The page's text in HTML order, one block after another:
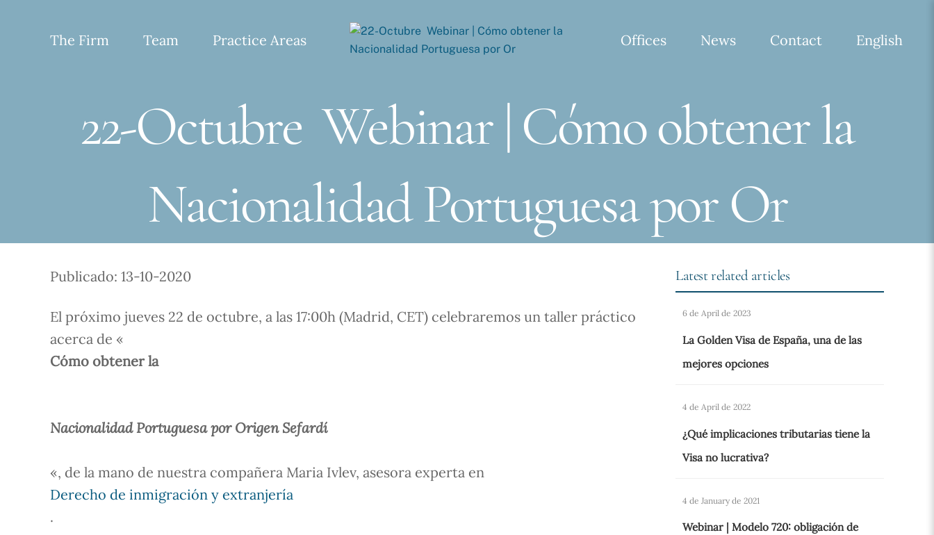
The Firm Team Practice Areas Offices News Contact English
22-Octubre  Webinar | Cómo obtener la
Nacionalidad Portuguesa por Or
Publicado: 13-10-2020
El próximo jueves 22 de octubre, a las 17:00h (Madrid, CET) celebraremos un taller práctico
acerca de «
Cómo obtener la
Nacionalidad Portuguesa por Origen Sefardí
«, de la mano de nuestra compañera Maria Ivlev, asesora experta en
Derecho de inmigración y extranjería
.
Latest related articles
6 de April de 2023
La Golden Visa de España, una de las
mejores opciones
4 de April de 2022
¿Qué implicaciones tributarias tiene la
Visa no lucrativa?
4 de January de 2021
Webinar | Modelo 720: obligación de